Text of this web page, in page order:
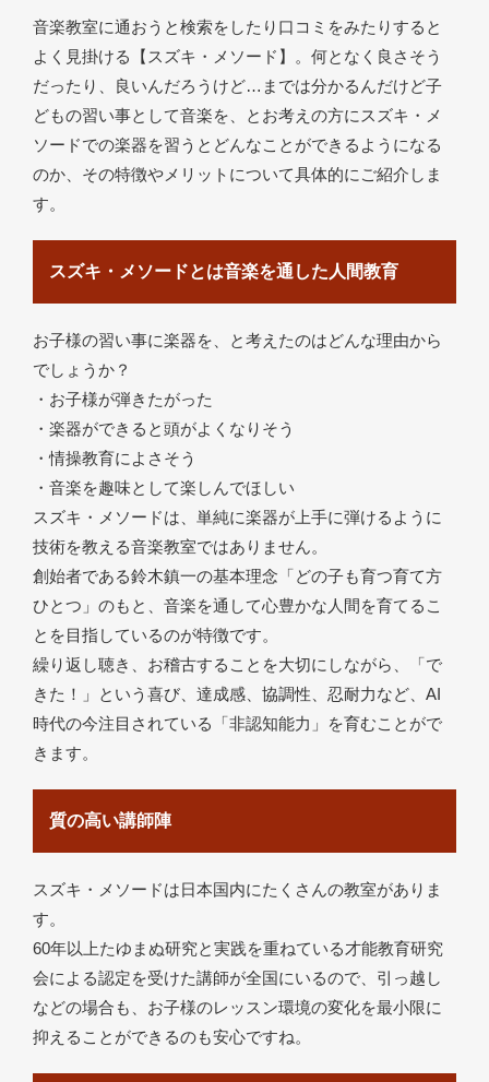
音楽教室に通おうと検索をしたり口コミをみたりすると
よく見掛ける【スズキ・メソード】。何となく良さそう
だったり、良いんだろうけど…までは分かるんだけど子
どもの習い事として音楽を、とお考えの方にスズキ・メ
ソードでの楽器を習うとどんなことができるようになる
のか、その特徴やメリットについて具体的にご紹介しま
す。
スズキ・メソードとは音楽を通した人間教育
お子様の習い事に楽器を、と考えたのはどんな理由から
でしょうか？
・お子様が弾きたがった
・楽器ができると頭がよくなりそう
・情操教育によさそう
・音楽を趣味として楽しんでほしい
スズキ・メソードは、単純に楽器が上手に弾けるように
技術を教える音楽教室ではありません。
創始者である鈴木鎮一の基本理念「どの子も育つ育て方
ひとつ」のもと、音楽を通して心豊かな人間を育てるこ
とを目指しているのが特徴です。
繰り返し聴き、お稽古することを大切にしながら、「で
きた！」という喜び、達成感、協調性、忍耐力など、AI
時代の今注目されている「非認知能力」を育むことがで
きます。
質の高い講師陣
スズキ・メソードは日本国内にたくさんの教室がありま
す。
60年以上たゆまぬ研究と実践を重ねている才能教育研究
会による認定を受けた講師が全国にいるので、引っ越し
などの場合も、お子様のレッスン環境の変化を最小限に
抑えることができるのも安心ですね。